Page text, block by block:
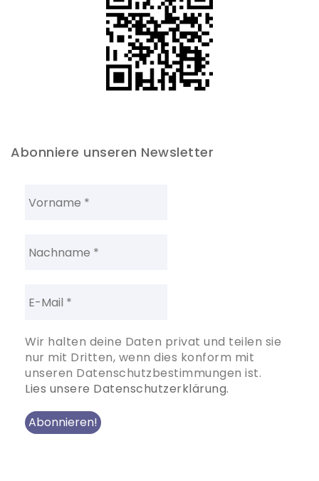
Abonniere unseren Newsletter
Wir halten deine Daten privat und teilen sie
nur mit Dritten, wenn dies konform mit
unseren Datenschutzbestimmungen ist.
Lies unsere Datenschutzerklärung.